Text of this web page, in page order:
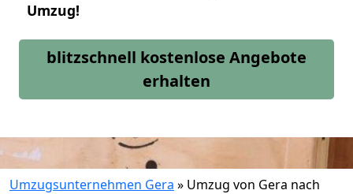
Umzug!
blitzschnell kostenlose Angebote
erhalten
Umzugsunternehmen Gera » Umzug von Gera nach